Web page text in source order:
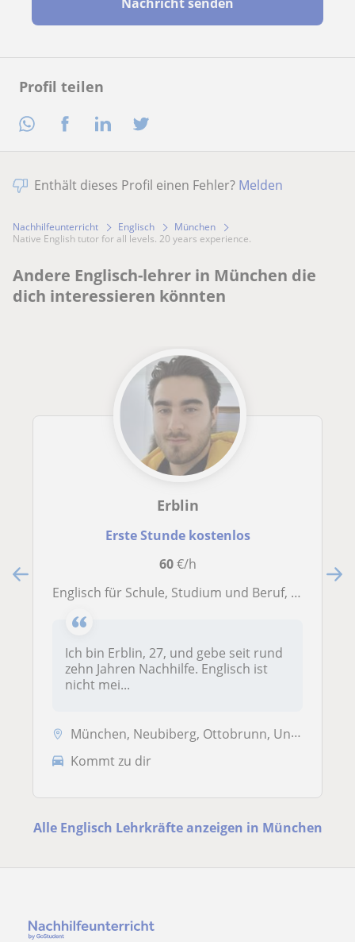
Profil teilen
Enthält dieses Profil einen Fehler? Melden
Nachhilfeunterricht Englisch
München
Native English tutor for all levels. 20 years experience.
Andere Englisch-lehrer in München die
dich interessieren könnten
Erblin
Erste Stunde kostenlos
60€/h
Englisch für Schule, Studium und Beruf, dazu gezielte Vorbereitung auf TOEFL, IELTS, TOEIC und CPE
Ich bin Erblin, 27, und gebe seit rund
zehn Jahren Nachhilfe. Englisch ist
nicht mei...
München, Neubiberg, Ottobrunn, Unterföhring, Unterhaching
Kommt zu dir
Alle Englisch Lehrkräfte anzeigen in München